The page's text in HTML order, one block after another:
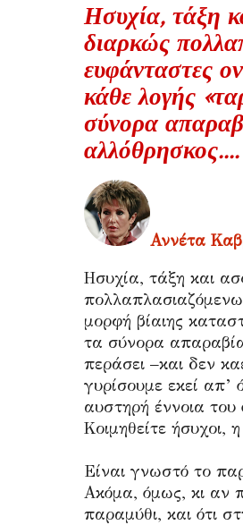
Ησυχία, τάξη
διαρκώς
ευφάνταστες
κάθε λογής
σύνορα
αλλόθρησκος....
Αννέτα
Ησυχία, τάξη και
μορφή βίαιης
τα σύνορα
περάσει –και δεν
γυρίσουμε εκεί
αυστηρή έννοια
Κοιμηθείτε
Είναι γνωστό το
Ακόμα, όμως, κι αν
παραμύθι, και ότι